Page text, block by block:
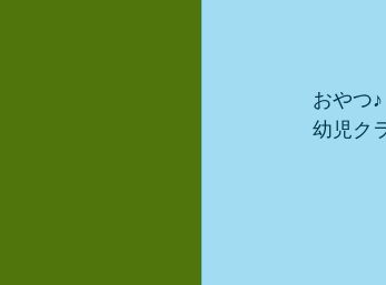
おやつ♪
幼児ク